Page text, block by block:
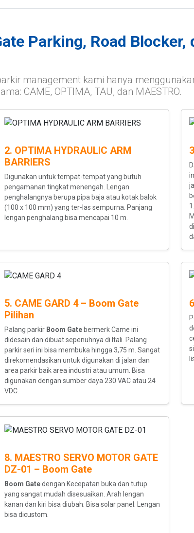
Parking, Road Blocker,
management kami hanya
CAME, OPTIMA, TAU, dan MAESTRO.
2. OPTIMA HYDRAULIC ARM
BARRIERS
Digunakan untuk tempat-tempat yang butuh
pengamanan tingkat menengah. Lengan
penghalangnya berupa pipa baja atau kotak balok
(100 x 100 mm) yang ter-las sempurna. Panjang
lengan penghalang bisa mencapai 10 m.
5. CAME GARD 4 – Boom Gate
Pilihan
Palang parkir Boom Gate bermerk Came ini
didesain dan dibuat sepenuhnya di Itali. Palang
parkir seri ini bisa membuka hingga 3,75 m. Sangat
direkomendasikan untuk digunakan di jalan dan
area parkir baik area industri atau umum. Bisa
digunakan dengan sumber daya 230 VAC atau 24
VDC.
8. MAESTRO SERVO MOTOR GATE
DZ-01 – Boom Gate
Boom Gatedengan Kecepatan buka dan tutup
yang sangat mudah disesuaikan. Arah lengan
kanan dan kiri bisa diubah. Bisa solar panel. Lengan
bisa dicustom.